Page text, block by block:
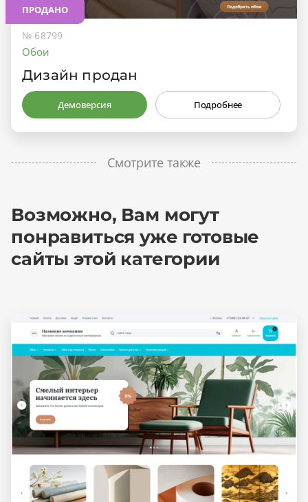
ПРОДАНО
№ 68799
Обои
Дизайн продан
Демоверсия Подробнее
Смотрите также
Возможно, Вам могут
понравиться уже готовые
сайты этой категории